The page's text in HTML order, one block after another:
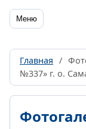
Меню
Главная /
№337» г. о.